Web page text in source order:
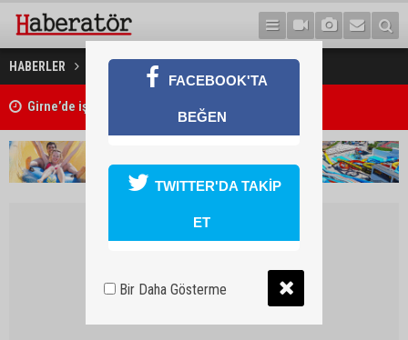
HABERLER GÜNDEM Yine kaza yine ölüm
Kıbrıs Türk Üniversite Öğrencileri Kongresi için kayıtlar sürüyor
FACEBOOK'TA
BEĞEN
TWITTER'DA TAKİP
ET
Bir Daha Gösterme